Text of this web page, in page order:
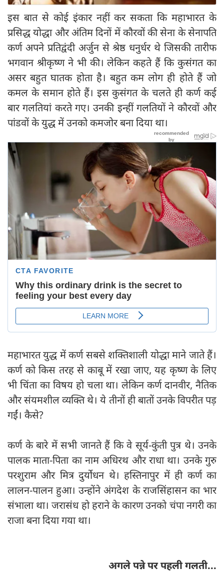
इस बात से कोई इंकार नहीं कर सकता कि महाभारत के
प्रसिद्ध योद्धा और अंतिम दिनों में कौरवों की सेना के सेनापति
कर्ण अपने प्रतिद्वंदी अर्जुन से श्रेष्ठ धनुर्धर थे जिसकी तारीफ
भगवान श्रीकृष्ण ने भी की। लेकिन कहते हैं कि कुसंगत का
असर बहुत घातक होता है। बहुत कम लोग ही होते हैं जो
कमल के समान होते हैं। इस कुसंगत के चलते ही कर्ण कई
बार गलतियां करते गए। उनकी इन्हीं गलतियों ने कौरवों और
पांडवों के युद्ध में उनको कमजोर बना दिया था।
महाभारत युद्ध में कर्ण सबसे शक्तिशाली योद्धा माने जाते हैं।
कर्ण को किस तरह से काबू में रखा जाए, यह कृष्ण के लिए
भी चिंता का विषय हो चला था। लेकिन कर्ण दानवीर, नैतिक
और संयमशील व्यक्ति थे। ये तीनों ही बातों उनके विपरीत पड़
गईं। कैसे?
कर्ण के बारे में सभी जानते हैं कि वे सूर्य-कुंती पुत्र थे। उनके
पालक माता-पिता का नाम अधिरथ और राधा था। उनके गुरु
परशुराम और मित्र दुर्योधन थे। हस्तिनापुर में ही कर्ण का
लालन-पालन हुआ। उन्होंने अंगदेश के राजसिंहासन का भार
संभाला था। जरासंध हो हराने के कारण उनको चंपा नगरी का
राजा बना दिया गया था।
अगले पन्ने पर पहली गलती...